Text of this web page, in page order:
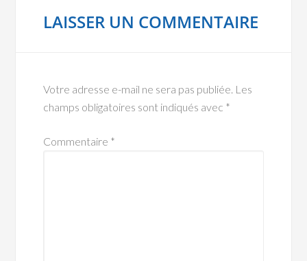
LAISSER UN COMMENTAIRE
Votre adresse e-mail ne sera pas publiée. Les
champs obligatoires sont indiqués avec *
Commentaire *